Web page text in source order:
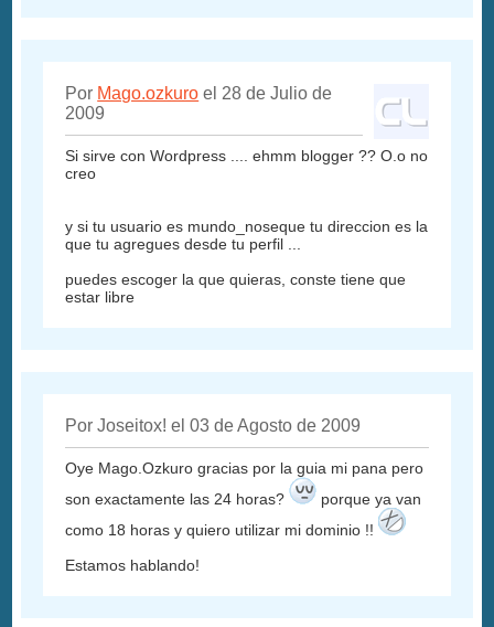
Por Mago.ozkuro el 28 de Julio de
2009
Si sirve con Wordpress .... ehmm blogger ?? O.o no
creo
y si tu usuario es mundo_noseque tu direccion es la
que tu agregues desde tu perfil ...
puedes escoger la que quieras, conste tiene que
estar libre
Por Joseitox! el 03 de Agosto de 2009
Oye Mago.Ozkuro gracias por la guia mi pana pero
son exactamente las 24 horas?
porque ya van
como 18 horas y quiero utilizar mi dominio !!
Estamos hablando!